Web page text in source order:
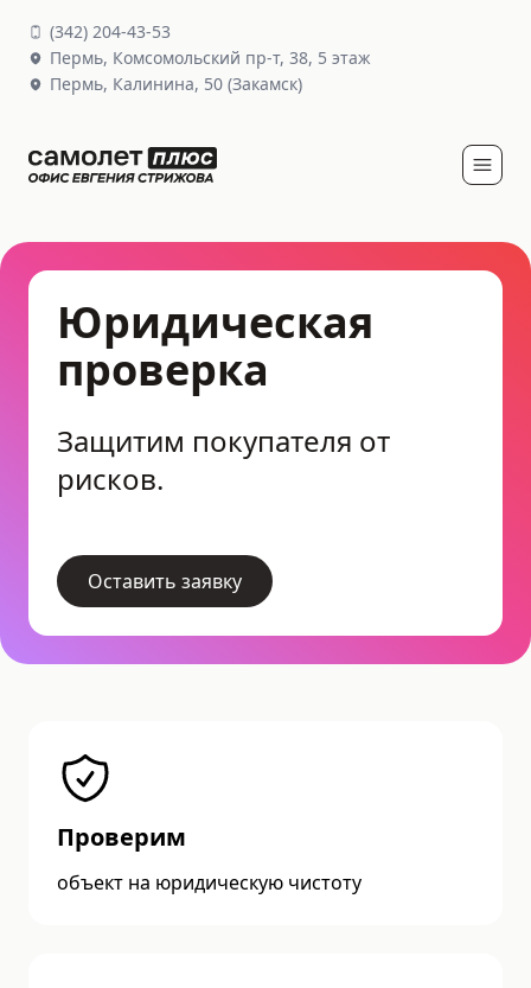
(342) 204-43-53
Пермь, Комсомольский пр-т, 38, 5 этаж
Пермь, Калинина, 50 (Закамск)
Юридическая
проверка
Защитим покупателя от
рисков.
Оставить заявку
Проверим
объект на юридическую чистоту